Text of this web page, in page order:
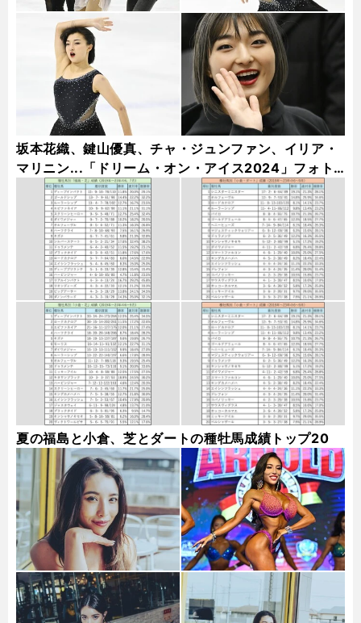
坂本花織、鍵山優真、チャ・ジュンファン、イリア・
マリニン...「ドリーム・オン・アイス2024」フォト
ギャラリー
夏の福島と小倉、芝とダートの種牡馬成績トップ20